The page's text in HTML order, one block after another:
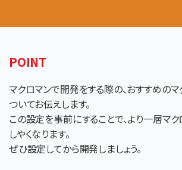
POINT
マクロマンで開発をする際の、おすすめの
ついてお伝えします。
この設定を事前にすることで、より一層マ
しやくなります。
ぜひ設定してから開発しましょう。